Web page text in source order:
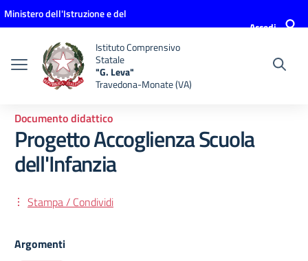
Vai ai contenuti
Vai al menu di navigazione
Vai al footer
Ministero dell'Istruzione e del
Accedi
Istituto Comprensivo
Statale
"G. Leva"
Travedona-Monate (VA)
Documento didattico
Progetto Accoglienza Scuola
dell'Infanzia
Stampa / Condividi
Argomenti